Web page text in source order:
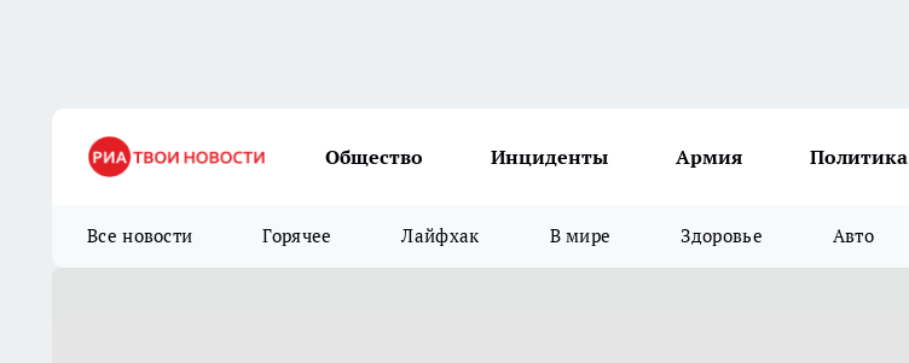
Общество Инциденты Армия Политика
Все новости Горячее Лайфхак В мире Здоровье Авто